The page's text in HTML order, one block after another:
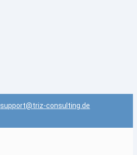
support@triz-consulting.de